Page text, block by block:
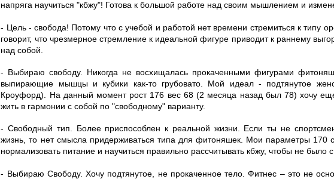
напряга научиться "кбжу"! Готова к большой работе над своим мышлением и
- Цель - свобода! Потому что с учебой и работой нет времени стремиться к типу
говорит, что чрезмерное стремление к идеальной фигуре приводит к раннему
над собой.
- Выбираю свободу. Никогда не восхищалась прокаченными фигурами
выпирающие мышцы и кубики как-то грубовато. Мой идеал - подтянутое
Кроуфорд). На данный момент рост 176 вес 68 (2 месяца назад был 78) хочу
жить в гармонии с собой по "свободному" варианту.
- Свободный тип. Более приспособлен к реальной жизни. Если ты не
жизнь, то нет смысла придерживаться типа для фитоняшек. Мои параметры 170
нормализовать питание и научиться правильно рассчитывать кбжу, чтобы не было
- Выбираю Свободу. Хочу подтянутое, не прокаченное тело. Фитнес – это не